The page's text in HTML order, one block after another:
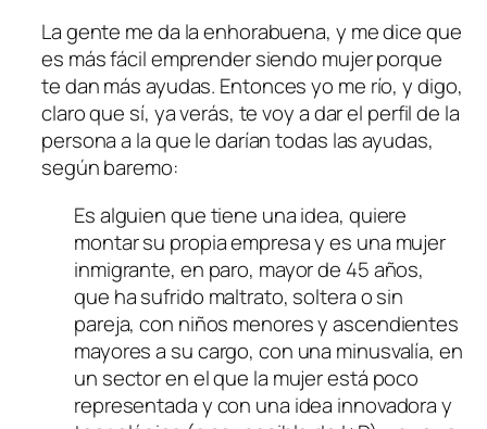
La gente me da la enhorabuena, y me dice que
es más fácil emprender siendo mujerporque
te dan más ayudas. Entonces yo me río, y digo,
claro que sí, ya verás, te voy a dar el perfil de la
persona a la que le darían todas las ayudas,
según baremo:
Es alguien que tiene una idea, quiere
montar su propia empresa y es una mujer
inmigrante, en paro, mayor de 45 años,
que ha sufrido maltrato, soltera o sin
pareja, con niños menores y ascendientes
mayores a su cargo, con una minusvalía, en
un sector en el que la mujer está poco
representada y con una idea innovadora y